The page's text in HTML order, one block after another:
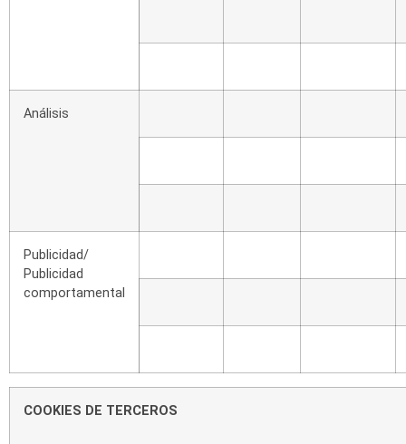
Análisis
Publicidad/
Publicidad
comportamental
COOKIES DE TERCEROS